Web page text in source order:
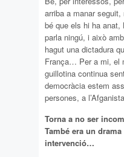
arriba a manar
bé que els hi ha anat,
parla ningú, i això
hagut una dictadura
França… Per a mi, el
guillotina continua
democràcia estem
persones, a
Torna a no ser
També era un
intervenció…